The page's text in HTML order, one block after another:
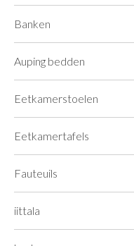
Banken
Auping bedden
Eetkamerstoelen
Eetkamertafels
Fauteuils
iittala